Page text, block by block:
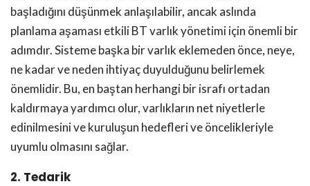
başladığını düşünmek anlaşılabilir, ancak aslında
planlama aşaması etkili BT varlık yönetimi için önemli bir
adımdır. Sisteme başka bir varlık eklemeden önce, neye,
ne kadar ve neden ihtiyaç duyulduğunu belirlemek
önemlidir. Bu, en baştan herhangi bir israfı ortadan
kaldırmaya yardımcı olur, varlıkların net niyetlerle
edinilmesini ve kuruluşun hedefleri ve öncelikleriyle
uyumlu olmasını sağlar.
2. Tedarik